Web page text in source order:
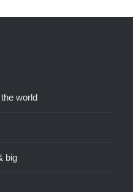
world
big